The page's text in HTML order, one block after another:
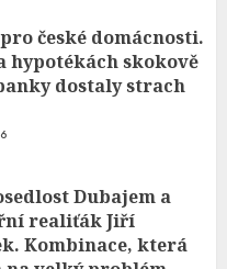
české domácnosti.
hypotékách skokově
dostaly strach
Dubajem a
realiťák Jiří
Kombinace, která